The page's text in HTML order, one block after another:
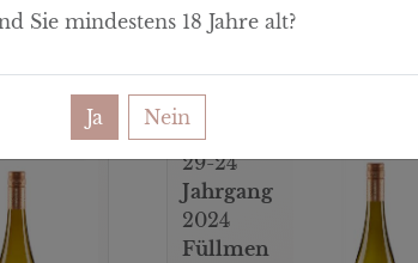
Sie mindestens 18 Jahre alt?
Ja Nein
.
29-24
Jahrgang
2024
Füllmen